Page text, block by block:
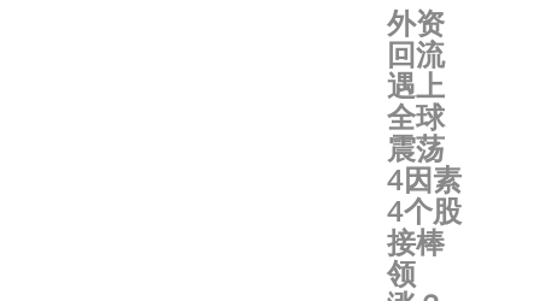
外资
回流
遇上
全球
震荡
4因素
4个股
接棒
领